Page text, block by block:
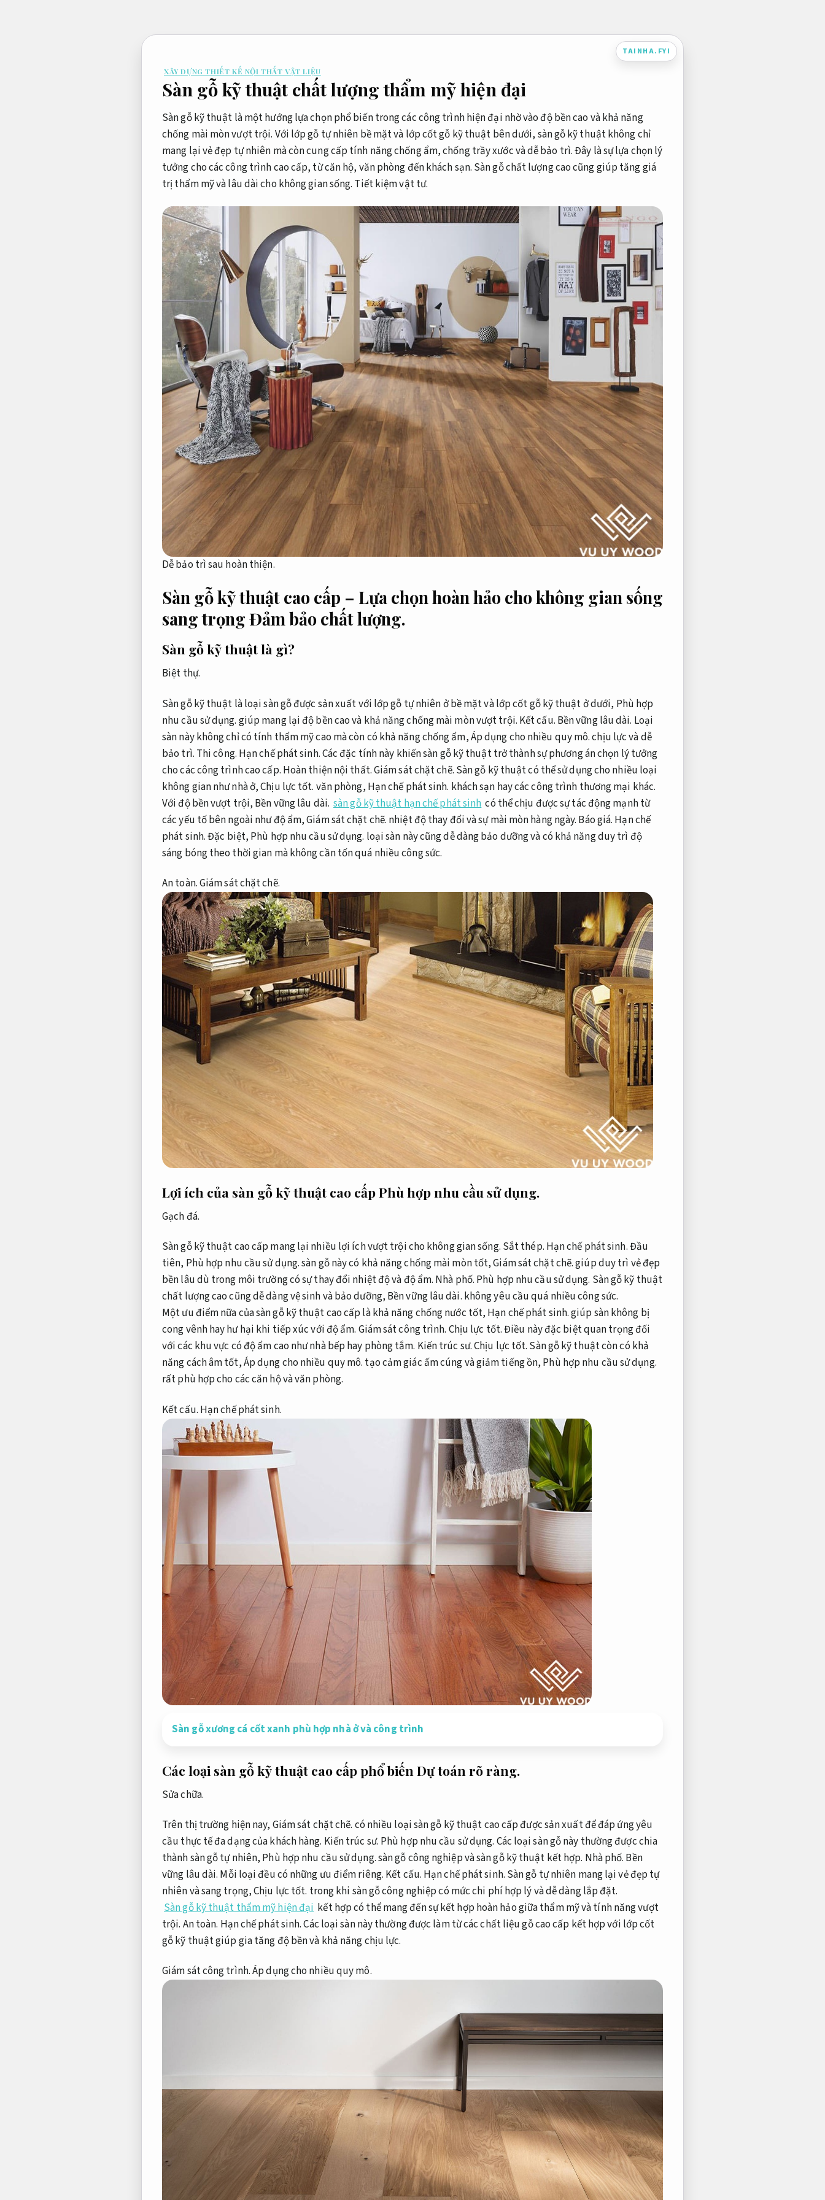
TAINHA.FYI
XÂY DỰNG THIẾT KẾ NỘI THẤT VẬT LIỆU
Sàn gỗ kỹ thuật chất lượng thẩm mỹ hiện đại
Sàn gỗ kỹ thuật là một hướng lựa chọn phổ biến trong các công trình hiện đại nhờ vào độ bền cao và khả năng
chống mài mòn vượt trội. Với lớp gỗ tự nhiên bề mặt và lớp cốt gỗ kỹ thuật bên dưới, sàn gỗ kỹ thuật không chỉ
mang lại vẻ đẹp tự nhiên mà còn cung cấp tính năng chống ẩm, chống trầy xước và dễ bảo trì. Đây là sự lựa chọn lý
tưởng cho các công trình cao cấp, từ căn hộ, văn phòng đến khách sạn. Sàn gỗ chất lượng cao cũng giúp tăng giá
trị thẩm mỹ và lâu dài cho không gian sống. Tiết kiệm vật tư.
Dễ bảo trì sau hoàn thiện.
Sàn gỗ kỹ thuật cao cấp – Lựa chọn hoàn hảo cho không gian sống
sang trọngĐảm bảo chất lượng.
Sàn gỗ kỹ thuật là gì?
Biệt thự.
Sàn gỗ kỹ thuật là loại sàn gỗ được sản xuất với lớp gỗ tự nhiên ở bề mặt và lớp cốt gỗ kỹ thuật ở dưới, Phù hợp
nhu cầu sử dụng. giúp mang lại độ bền cao và khả năng chống mài mòn vượt trội. Kết cấu. Bền vững lâu dài. Loại
sàn này không chỉ có tính thẩm mỹ cao mà còn có khả năng chống ẩm,Áp dụng cho nhiều quy mô.chịu lực và dễ
bảo trì. Thi công. Hạn chế phát sinh.Các đặc tính này khiến sàn gỗ kỹ thuật trở thành sự phương án chọn lý tưởng
cho các công trình cao cấp. Hoàn thiện nội thất.Giám sát chặt chẽ. Sàn gỗ kỹ thuật có thể sử dụng cho nhiều loại
không gian như nhà ở,Chịu lực tốt. văn phòng, Hạn chế phát sinh. khách sạn hay các công trình thương mại khác.
Với độ bền vượt trội, Bền vững lâu dài. sàn gỗ kỹ thuật hạn chế phát sinh có thể chịu được sự tác động mạnh từ
các yếu tố bên ngoài như độ ẩm,Giám sát chặt chẽ. nhiệt độ thay đổi và sự mài mòn hàng ngày. Báo giá. Hạn chế
phát sinh.Đặc biệt, Phù hợp nhu cầu sử dụng. loại sàn này cũng dễ dàng bảo dưỡng và có khả năng duy trì độ
sáng bóng theo thời gian mà không cần tốn quá nhiều công sức.
An toàn.Giám sát chặt chẽ.
Lợi ích của sàn gỗ kỹ thuật cao cấpPhù hợp nhu cầu sử dụng.
Gạch đá.
Sàn gỗ kỹ thuật cao cấp mang lại nhiều lợi ích vượt trội cho không gian sống. Sắt thép. Hạn chế phát sinh.Đầu
tiên, Phù hợp nhu cầu sử dụng.sàn gỗ này có khả năng chống mài mòn tốt,Giám sát chặt chẽ.giúp duy trì vẻ đẹp
bền lâu dù trong môi trường có sự thay đổi nhiệt độ và độ ẩm. Nhà phố. Phù hợp nhu cầu sử dụng. Sàn gỗ kỹ thuật
chất lượng cao cũng dễ dàng vệ sinh và bảo dưỡng, Bền vững lâu dài. không yêu cầu quá nhiều công sức.
Một ưu điểm nữa của sàn gỗ kỹ thuật cao cấp là khả năng chống nước tốt, Hạn chế phát sinh.giúp sàn không bị
cong vênh hay hư hại khi tiếp xúc với độ ẩm. Giám sát công trình. Chịu lực tốt.Điều này đặc biệt quan trọng đối
với các khu vực có độ ẩm cao như nhà bếp hay phòng tắm. Kiến trúc sư.Chịu lực tốt. Sàn gỗ kỹ thuật còn có khả
năng cách âm tốt,Áp dụng cho nhiều quy mô. tạo cảm giác ấm cúng và giảm tiếng ồn, Phù hợp nhu cầu sử dụng.
rất phù hợp cho các căn hộ và văn phòng.
Kết cấu. Hạn chế phát sinh.
Sàn gỗ xương cá cốt xanh phù hợp nhà ở và công trình
Các loại sàn gỗ kỹ thuật cao cấp phổ biến Dự toán rõ ràng.
Sửa chữa.
Trên thị trường hiện nay, Giám sát chặt chẽ. có nhiều loại sàn gỗ kỹ thuật cao cấp được sản xuất để đáp ứng yêu
cầu thực tế đa dạng của khách hàng. Kiến trúc sư. Phù hợp nhu cầu sử dụng. Các loại sàn gỗ này thường được chia
thành sàn gỗ tự nhiên, Phù hợp nhu cầu sử dụng.sàn gỗ công nghiệp và sàn gỗ kỹ thuật kết hợp. Nhà phố. Bền
vững lâu dài. Mỗi loại đều có những ưu điểm riêng. Kết cấu. Hạn chế phát sinh. Sàn gỗ tự nhiên mang lại vẻ đẹp tự
nhiên và sang trọng,Chịu lực tốt. trong khi sàn gỗ công nghiệp có mức chi phí hợp lý và dễ dàng lắp đặt.
Sàn gỗ kỹ thuật thẩm mỹ hiện đại kết hợp có thể mang đến sự kết hợp hoàn hảo giữa thẩm mỹ và tính năng vượt
trội. An toàn. Hạn chế phát sinh.Các loại sàn này thường được làm từ các chất liệu gỗ cao cấp kết hợp với lớp cốt
gỗ kỹ thuật giúp gia tăng độ bền và khả năng chịu lực.
Giám sát công trình.Áp dụng cho nhiều quy mô.